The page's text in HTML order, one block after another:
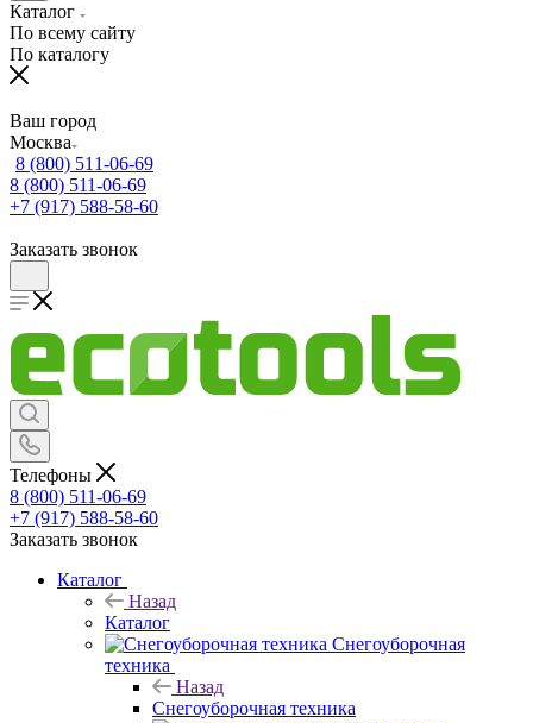
Каталог
По всему сайту
По каталогу
Ваш город
Москва
8 (800) 511-06-69
8 (800) 511-06-69
+7 (917) 588-58-60
Заказать звонок
Телефоны
8 (800) 511-06-69
+7 (917) 588-58-60
Заказать звонок
Каталог
Назад
Каталог
Снегоуборочная
техника
Назад
Снегоуборочная техника